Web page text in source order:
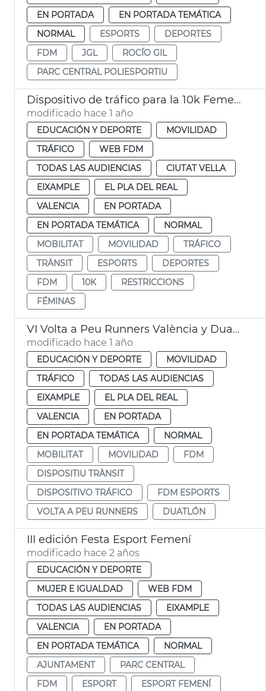
EN PORTADA
EN PORTADA TEMÁTICA
NORMAL
ESPORTS
DEPORTES
FDM
JGL
ROCÍO GIL
PARC CENTRAL POLIESPORTIU
Dispositivo de tráfico para la 10k Femenina
modificado hace 1 año
EDUCACIÓN Y DEPORTE
MOVILIDAD
TRÁFICO
WEB FDM
TODAS LAS AUDIENCIAS
CIUTAT VELLA
EIXAMPLE
EL PLA DEL REAL
VALENCIA
EN PORTADA
EN PORTADA TEMÁTICA
NORMAL
MOBILITAT
MOVILIDAD
TRÁFICO
TRÀNSIT
ESPORTS
DEPORTES
FDM
10K
RESTRICCIONS
FÉMINAS
VI Volta a Peu Runners València y Duatlon by Mtri València
modificado hace 1 año
EDUCACIÓN Y DEPORTE
MOVILIDAD
TRÁFICO
TODAS LAS AUDIENCIAS
EIXAMPLE
EL PLA DEL REAL
VALENCIA
EN PORTADA
EN PORTADA TEMÁTICA
NORMAL
MOBILITAT
MOVILIDAD
FDM
DISPOSITIU TRÀNSIT
DISPOSITIVO TRÁFICO
FDM ESPORTS
VOLTA A PEU RUNNERS
DUATLÓN
III edición Festa Esport Femení
modificado hace 2 años
EDUCACIÓN Y DEPORTE
MUJER E IGUALDAD
WEB FDM
TODAS LAS AUDIENCIAS
EIXAMPLE
VALENCIA
EN PORTADA
EN PORTADA TEMÁTICA
NORMAL
AJUNTAMENT
PARC CENTRAL
FDM
ESPORT
ESPORT FEMENÍ